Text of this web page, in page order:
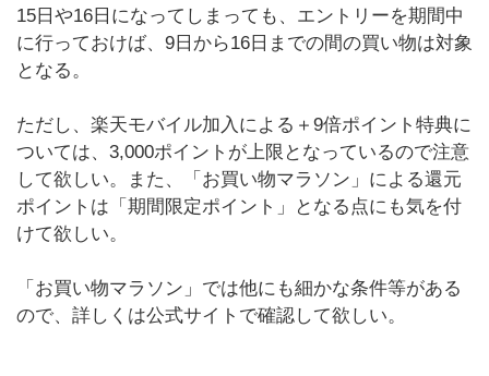
15日や16日になってしまっても、エントリーを期間中
に行っておけば、9日から16日までの間の買い物は対象
となる。
ただし、楽天モバイル加入による＋9倍ポイント特典に
ついては、3,000ポイントが上限となっているので注意
して欲しい。また、「お買い物マラソン」による還元
ポイントは「期間限定ポイント」となる点にも気を付
けて欲しい。
「お買い物マラソン」では他にも細かな条件等がある
ので、詳しくは公式サイトで確認して欲しい。